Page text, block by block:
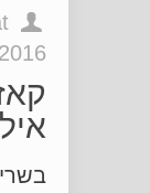
2016